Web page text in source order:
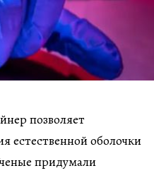
позволяет
естественной оболочки
придумали